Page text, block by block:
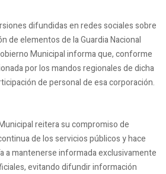
difundidas en redes sociales sobre
de elementos de la Guardia Nacional
Municipal informa que, conforme
por los mandos regionales de dicha
de personal de esa corporación.
reitera su compromiso de
de los servicios públicos y hace
a mantenerse informada exclusivamente
evitando difundir información